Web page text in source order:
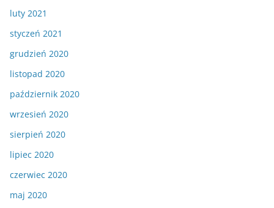
luty 2021
styczeń 2021
grudzień 2020
listopad 2020
październik 2020
wrzesień 2020
sierpień 2020
lipiec 2020
czerwiec 2020
maj 2020